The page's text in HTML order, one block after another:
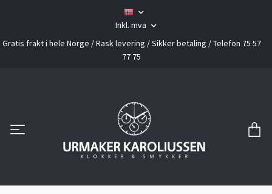
Inkl. mva
Gratis frakt i hele Norge / Rask levering / Sikker betaling / Telefon 75 57
77 75